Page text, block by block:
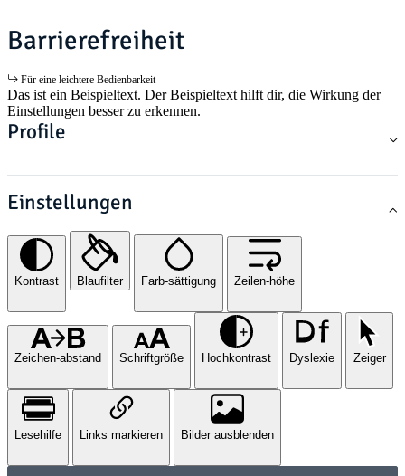
Barrierefreiheit
Für eine leichtere Bedienbarkeit
Das ist ein Beispieltext. Der Beispieltext hilft dir, die Wirkung der
Einstellungen besser zu erkennen.
Profile
Einstellungen
Kontrast Blaufilter Farb-sättigung Zeilen-höhe
Zeichen-abstand Schriftgröße Hochkontrast Dyslexie Zeiger
Lesehilfe Links markieren Bilder ausblenden